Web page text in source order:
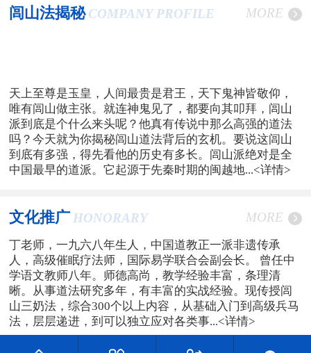
闾山法揭秘 COMPANY PROFILE MORE
天上至尊是玉皇，人间最贵是君王，天下鬼神皆敬仰，
唯有闾山做主张。就连神鬼见了，都要向其叩拜，闾山
派到底是个什么来头呢？他真有传说中那么高强的道法
吗？今天就为你揭秘闾山道法背后的玄机。要说这闾山
到底有多强，得先看他的历史有多长。闾山派绝对是全
中国最早的道派。它起源于先秦时期的闽越地...<详情>
文化推广 HONORARY MORE
丁老师，一九六八年生人，中国道教正一派非遗传承
人，高级催眠疗法师，国际易学联合会副会长。 曾任中
学语文教师八年。师德高尚，教学经验丰富，条理清
晰。从事道法研究多年，有丰富的实战经验。现传授闾
山三奶法，综合300个以上内容，从基础入门到高级兵马
法，层层递进，到可以独立应对各类事...<详情>